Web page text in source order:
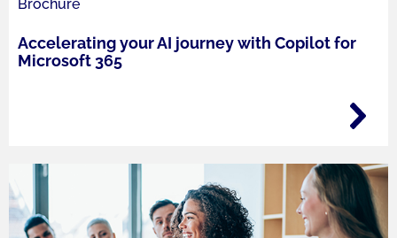
Brochure
Accelerating your AI journey with Copilot for
Microsoft 365